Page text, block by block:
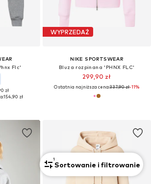
Flc'
zł
154,90 zł
WYPRZEDAŻ
NIKE SPORTSWEAR
Bluza rozpinana 'PHNX FLC'
299,90 zł
Ostatnia najniższa cena:337,90 zł-11%
1
Sortowanie i filtrowanie